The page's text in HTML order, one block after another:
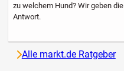
zu welchem Hund? Wir geben die
Antwort.
Alle markt.de Ratgeber